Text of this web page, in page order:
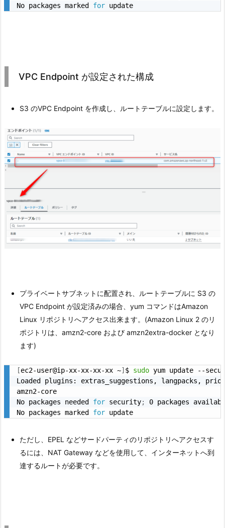
No packages marked for
VPC Endpoint が設定された構成
S3 のVPC Endpoint を作成し、ルートテーブルに設定します。
プライベートサブネットに配置され、ルートテーブルに S3 の
VPC Endpoint が設定済みの場合、yum コマンドはAmazon
Linux リポジトリへアクセス出来ます。(Amazon Linux 2 のリ
ポジトリは、amzn2-core および amzn2extra-docker となり
ます)
[ec2-user@ip-xx-xx-xx-xx ~] $ sudo yum update --
Loaded plugins: extras_suggestions, langpacks,
amzn2-
No packages needed for security;
0 packages
No packages marked for
ただし、EPEL などサードパーティのリポジトリへアクセスす
るには、NAT Gateway などを使用して、インターネットへ到
達するルートが必要です。